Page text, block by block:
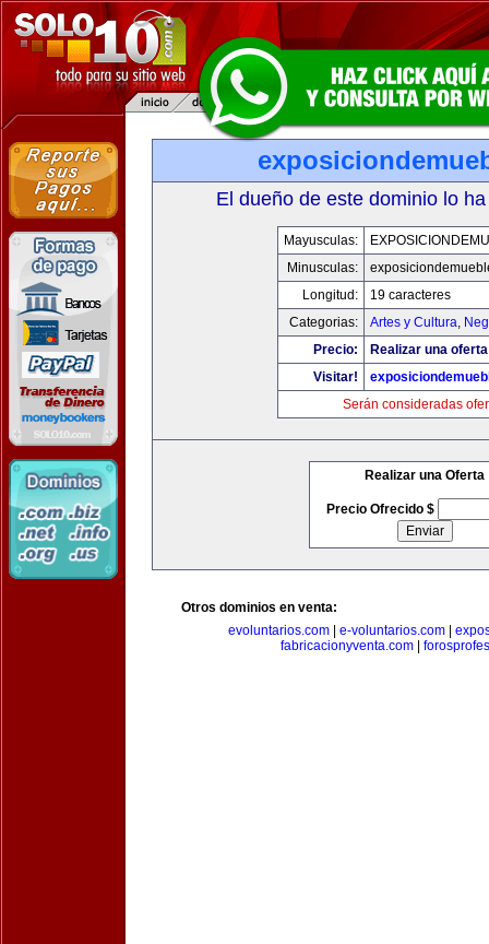
El dueño de este dominio lo
Mayusculas:
Minusculas:
Longitud:
19 caracteres
Categorias:
Artes y Cultura,
Precio:
Realizar una
Visitar!
Serán consideradas
Realizar una Oferta
Precio Ofrecido $
Otros dominios en venta:
evoluntarios.com
e-voluntarios.com
fabricacionyventa.com